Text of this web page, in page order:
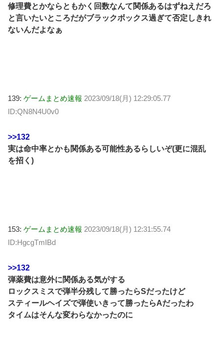
修理費とかならともかく回数なんて関係あるはずねえだろ
と言いたいところだがブラックボックス過ぎて否定しきれ
ないんだよなぁ
139: ゲームまとめ速報 2023/09/18(月) 12:29:05.77
ID:QN8N4U0v0
>>132
実は命中率とかも関係ある可能性あるらしいぞ(更に混乱
を招く)
153: ゲームまとめ速報 2023/09/18(月) 12:31:55.74
ID:HgcgTmIBd
>>132
弾薬費は意外に関係ある気がする
ロックスミスで弾半分残して勝ったらSだったけど
スティールヘイズで弾使いきって勝ったらAだったわ
タイムはそんな変わらなかったのに